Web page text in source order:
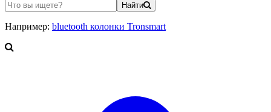
Найти
Например: bluetooth колонки Tronsmart